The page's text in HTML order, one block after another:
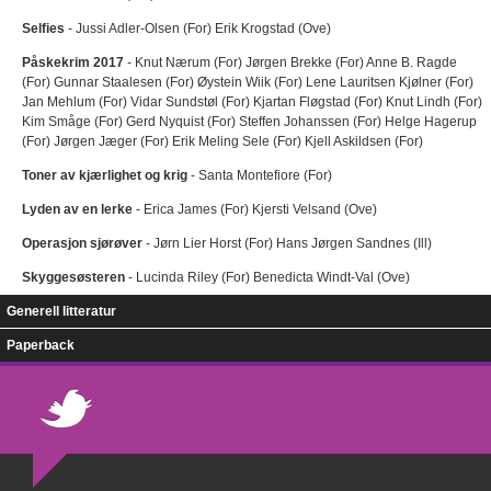
Selfies - Jussi Adler-Olsen (For) Erik Krogstad (Ove)
Påskekrim 2017 - Knut Nærum (For) Jørgen Brekke (For) Anne B. Ragde
(For) Gunnar Staalesen (For) Øystein Wiik (For) Lene Lauritsen Kjølner (For)
Jan Mehlum (For) Vidar Sundstøl (For) Kjartan Fløgstad (For) Knut Lindh (For)
Kim Småge (For) Gerd Nyquist (For) Steffen Johanssen (For) Helge Hagerup
(For) Jørgen Jæger (For) Erik Meling Sele (For) Kjell Askildsen (For)
Toner av kjærlighet og krig - Santa Montefiore (For)
Lyden av en lerke - Erica James (For) Kjersti Velsand (Ove)
Operasjon sjørøver - Jørn Lier Horst (For) Hans Jørgen Sandnes (Ill)
Skyggesøsteren - Lucinda Riley (For) Benedicta Windt-Val (Ove)
Generell litteratur
Paperback